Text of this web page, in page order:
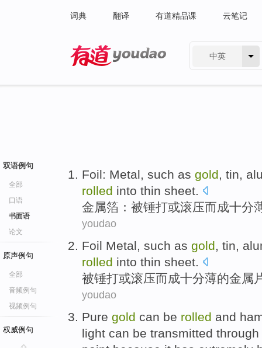
词典 翻译 有道精品课 云笔记
中英
双语例句
全部
口语
书面语
论文
原声例句
全部
音频例句
视频例句
权威例句
Foil: Metal, such as gold, tin,
rolled into thin sheet.
金属箔 ：被锤打或滚压而成十分
youdao
Foil Metal, such as gold, tin,
rolled into thin sheet.
被锤打或滚压而成十分薄的金属
youdao
Pure gold can be rolled and
light can be transmitted through